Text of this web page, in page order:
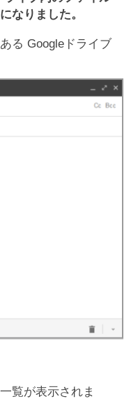
なりました。
る Googleドライブ
覧が表示されま